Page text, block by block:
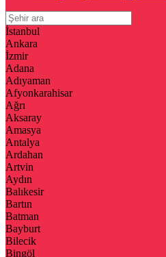
İstanbul
Ankara
İzmir
Adana
Adıyaman
Afyonkarahisar
Ağrı
Aksaray
Amasya
Antalya
Ardahan
Artvin
Aydın
Balıkesir
Bartın
Batman
Bayburt
Bilecik
Bingöl